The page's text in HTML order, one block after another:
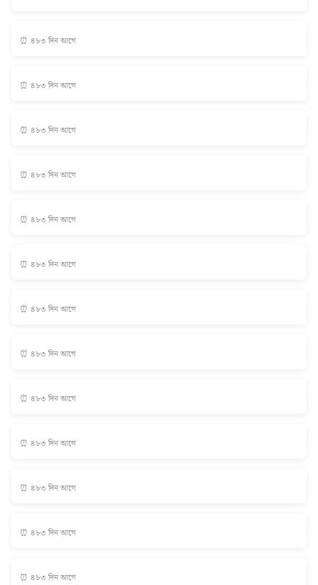
⏰ ৪৮৩ দিন আগে
⏰ ৪৮৩ দিন আগে
⏰ ৪৮৩ দিন আগে
⏰ ৪৮৩ দিন আগে
⏰ ৪৮৩ দিন আগে
⏰ ৪৮৩ দিন আগে
⏰ ৪৮৩ দিন আগে
⏰ ৪৮৩ দিন আগে
⏰ ৪৮৩ দিন আগে
⏰ ৪৮৩ দিন আগে
⏰ ৪৮৩ দিন আগে
⏰ ৪৮৩ দিন আগে
⏰ ৪৮৩ দিন আগে